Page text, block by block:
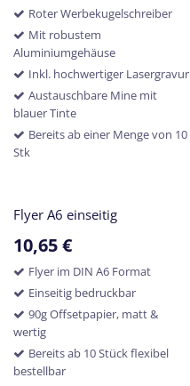
Roter Werbekugelschreiber
Mit robustem
Aluminiumgehäuse
Inkl. hochwertiger Lasergravur
Austauschbare Mine mit
blauer Tinte
Bereits ab einer Menge von 10
Stk
Flyer A6 einseitig
10,65€
Flyer im DIN A6 Format
Einseitig bedruckbar
90g Offsetpapier, matt &
wertig
Bereits ab 10 Stück flexibel
bestellbar